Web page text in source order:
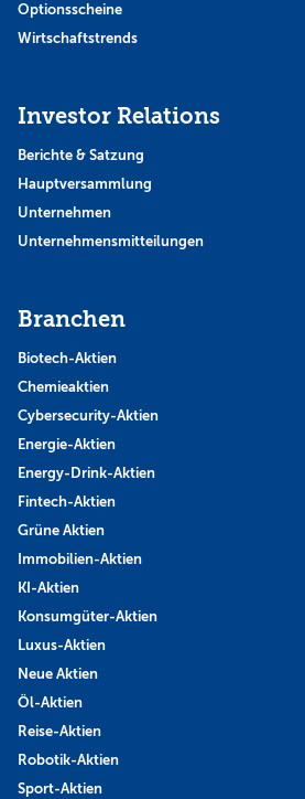
Optionsscheine
Wirtschaftstrends
Investor Relations
Berichte & Satzung
Hauptversammlung
Unternehmen
Unternehmensmitteilungen
Branchen
Biotech-Aktien
Chemieaktien
Cybersecurity-Aktien
Energie-Aktien
Energy-Drink-Aktien
Fintech-Aktien
Grüne Aktien
Immobilien-Aktien
KI-Aktien
Konsumgüter-Aktien
Luxus-Aktien
Neue Aktien
Öl-Aktien
Reise-Aktien
Robotik-Aktien
Sport-Aktien